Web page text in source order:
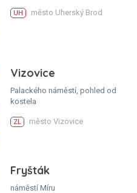
UH město Uherský Brod
Vizovice
Palackého náměstí, pohled od
kostela
ZL město Vizovice
Fryšták
náměstí Míru